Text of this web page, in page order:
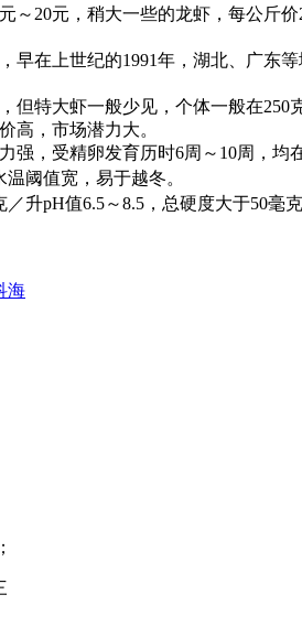
元～ 20元，稍大一些的龙虾，每公斤价
早在上世纪的1991年，湖北、广东等
但特大虾一般少见，个体一般在250
高，市场潜力大。
强，受精卵发育历时6周～ 10周，均
阈值宽，易于越冬。
／升pH值6.5～8.5 ，总硬度大于50毫